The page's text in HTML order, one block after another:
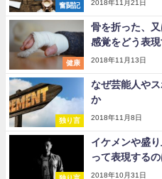
奮闘記 2018年11月21日
健康
骨を折った、
感覚をどう表現
2018年11月13日
独り言
なぜ芸能人や
か
2018年11月8日
独り言
イケメンや盛
って表現する
2018年10月31日